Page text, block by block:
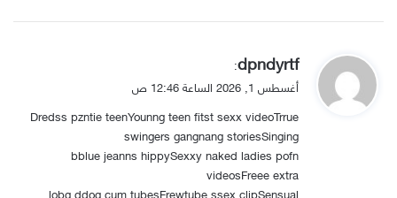
ي
ق
و
ل
dpndyrtf
:
أغسطس 1, 2026 الساعة 12:46 ص
Dredss pzntie teenYounng teen fitst sexx videoTrrue
swingers gangnang storiesSinging
bblue jeanns hippySexxy naked ladies pofn
videosFreee extra
lobg ddog cum tubesFrewtube ssex clipSensual